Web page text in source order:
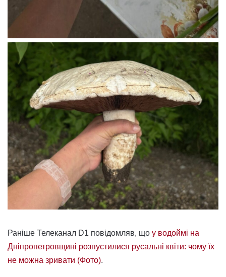
Раніше Телеканал D1 повідомляв, що у водоймі на
Дніпропетровщині розпустилися русальні квіти: чому їх
не можна зривати (Фото).